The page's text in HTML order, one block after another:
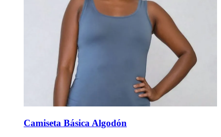
Camiseta Básica Algodón